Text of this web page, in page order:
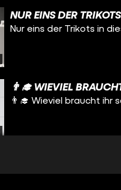
NUR EINS DER
Nur eins der Trikots in
👨‍🎓 WIEVIEL
👨‍🎓 Wieviel braucht ihr
Wie schön wär das bitte